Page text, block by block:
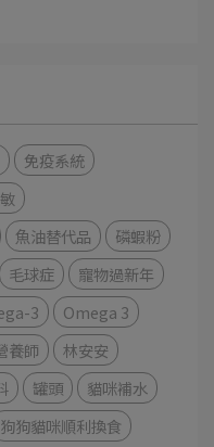
免疫系統
魚油替代品
磷蝦粉
毛球症
寵物過新年
3
Omega 3
養師
林安安
罐頭
貓咪補水
狗狗貓咪順利換食